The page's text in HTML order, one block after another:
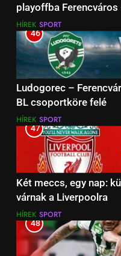
playoffba
HÍREK SPORT
46
Ludogorec –
BL csoportköre felé
HÍREK SPORT
47
Két meccs, egy nap:
várnak a Liverpoolra
HÍREK SPORT
48